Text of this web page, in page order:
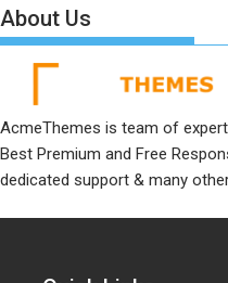
About Us
AcmeThemes is team of
Best Premium and Free
dedicated support & many